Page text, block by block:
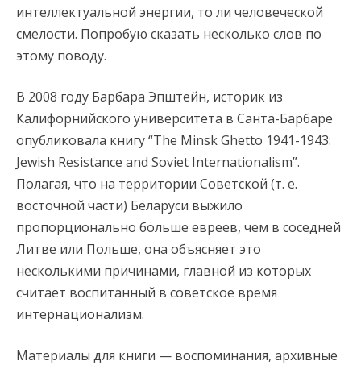
интеллектуальной энергии, то ли человеческой
смелости. Попробую сказать несколько слов по
этому поводу.
В 2008 году Барбара Эпштейн, историк из
Калифорнийского университета в Санта-Барбаре
опубликовала книгу “The Minsk Ghetto 1941-1943:
Jewish Resistance and Soviet Internationalism”.
Полагая, что на территории Советской (т. е.
восточной части) Беларуси выжило
пропорционально больше евреев, чем в соседней
Литве или Польше, она объясняет это
несколькими причинами, главной из которых
считает воспитанный в советское время
интернационализм.
Материалы для книги — воспоминания, архивные